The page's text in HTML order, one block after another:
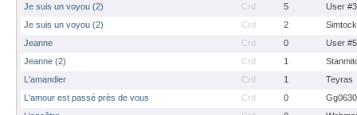
Je suis un voyou (2)
Crd 5
User
Je suis un voyou (2)
Crd 2
Jeanne
Crd 0
User
Jeanne (2)
Crd 1
L'amandier
Crd 1
Teyras
L'amour est passé près de vous
Crd 0